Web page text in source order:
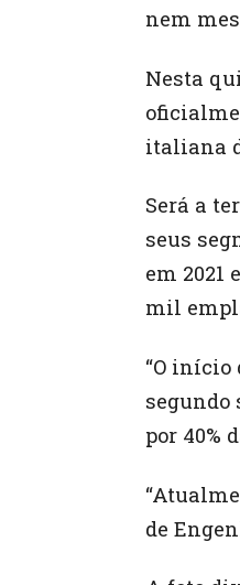
nem
Nesta
italiana
Será a
seus
em 2021
mil
“O início
segundo
por 40%
de